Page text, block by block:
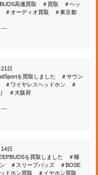
高価買取 ＃買取 ＃ヘッ
＃オーディオ買取 ＃東京都
---
日
を買取しました ＃サウン
＃ワイヤレスヘッドホン ＃
＃大阪府
---
日
を買取しました ＃睡
ン ＃スリープバッズ ＃BOSE
ドホン買取 ＃イヤホン買取